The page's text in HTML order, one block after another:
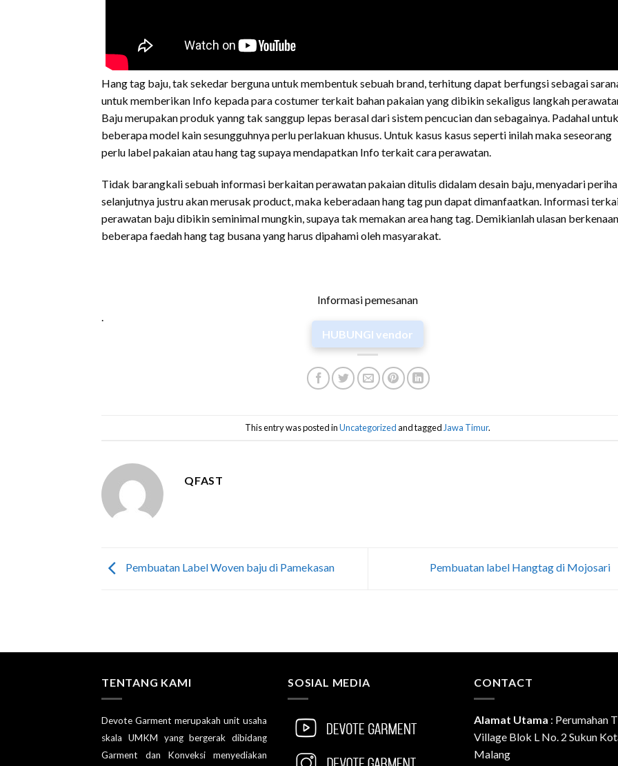
Hang tag baju, tak sekedar berguna untuk membentuk sebuah brand, terhitung dapat berfungsi sebagai
untuk memberikan Info kepada para costumer terkait bahan pakaian yang dibikin sekaligus langkah
Baju merupakan produk yanng tak sanggup lepas berasal dari sistem pencucian dan sebagainya. Padahal untuk
beberapa model kain sesungguhnya perlu perlakuan khusus. Untuk kasus kasus seperti inilah maka seseorang
perlu label pakaian atau hang tag supaya mendapatkan Info terkait cara perawatan.
Tidak barangkali sebuah informasi berkaitan perawatan pakaian ditulis didalam desain baju, menyadari
selanjutnya justru akan merusak product, maka keberadaan hang tag pun dapat dimanfaatkan. Informasi
perawatan baju dibikin seminimal mungkin, supaya tak memakan area hang tag. Demikianlah ulasan berkenaan
beberapa faedah hang tag busana yang harus dipahami oleh masyarakat.
Informasi pemesanan
.
HUBUNGI vendor
This entry was posted inUncategorizedand tagged Jawa Timur.
QFAST
Pembuatan Label Woven baju di Pamekasan Pembuatan label Hangtag di Mojosari
TENTANG KAMI
Devote Garment merupakah unit usaha
skala UMKM yang bergerak dibidang
Garment dan Konveksi menyediakan
SOSIAL MEDIA CONTACT
Alamat Utama : Perumahan
Village Blok L No. 2 Sukun
Malang